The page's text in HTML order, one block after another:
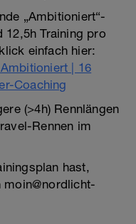
„Ambitioniert“-
12,5h Training pro
einfach hier:
| 16
Coaching
(>4h) Rennlängen
Rennen im
hast,